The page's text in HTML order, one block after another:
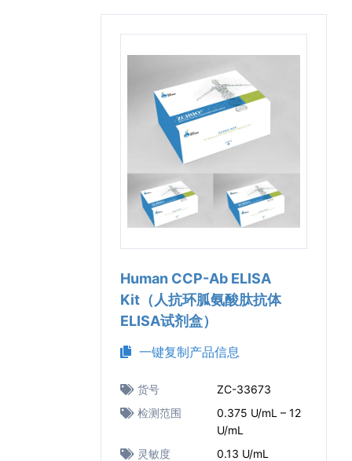
Human CCP-Ab ELISA
Kit（人抗环胍氨酸肽抗体
ELISA试剂盒）
一键复制产品信息
货号
ZC-33673
检测范围
0.375 U/mL – 12
U/mL
灵敏度
0.13 U/mL